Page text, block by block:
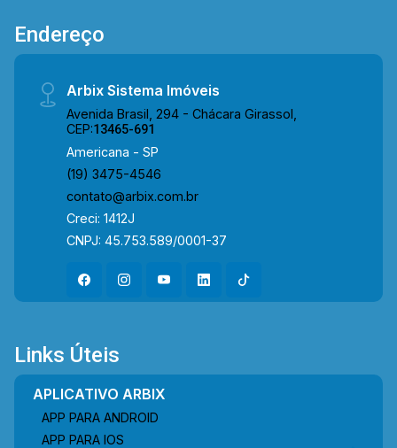
opções de lazer. Entre em contato com a equipe
da Arbix Imóveis e agende a sua visita!!
IMÓVEIS - Presente em cada mudança!
Endereço
Arbix Sistema Imóveis
Avenida Brasil, 294 - Chácara Girassol,
CEP:13465-691
Americana - SP
(19) 3475-4546
contato@arbix.com.br
Creci: 1412J
CNPJ: 45.753.589/0001-37
Links Úteis
APLICATIVO ARBIX
APP PARA ANDROID
APP PARA IOS